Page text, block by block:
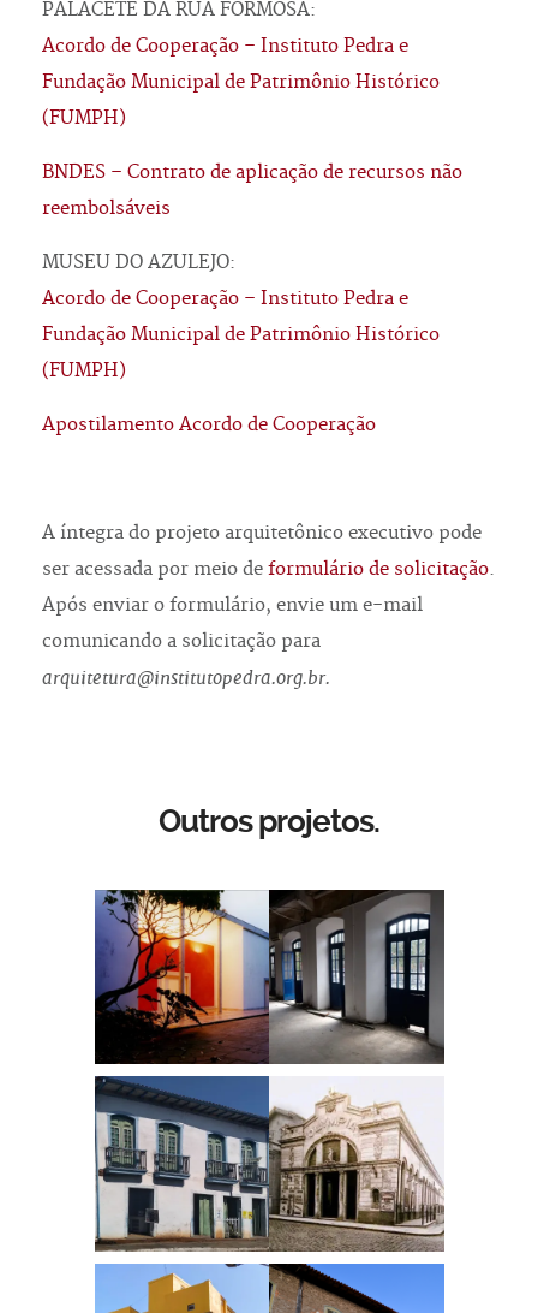
PALACETE DA RUA FORMOSA:
Acordo de Cooperação – Instituto Pedra e
Fundação Municipal de Patrimônio Histórico
(FUMPH)
BNDES – Contrato de aplicação de recursos não
reembolsáveis
MUSEU DO AZULEJO:
Acordo de Cooperação – Instituto Pedra e
Fundação Municipal de Patrimônio Histórico
(FUMPH)
Apostilamento Acordo de Cooperação
A íntegra do projeto arquitetônico executivo pode
ser acessada por meio de formulário de solicitação.
Após enviar o formulário, envie um e-mail
comunicando a solicitação para
arquitetura@institutopedra.org.br.
Outros projetos.